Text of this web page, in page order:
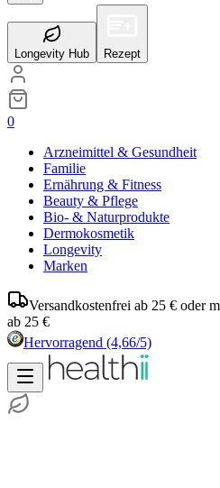
Longevity Hub Rezept
0
Arzneimittel & Gesundheit
Familie
Ernährung & Fitness
Beauty & Pflege
Bio- & Naturprodukte
Dermokosmetik
Longevity
Marken
Versandkostenfrei ab 25 € oder
ab 25 €
Hervorragend (4,66/5)